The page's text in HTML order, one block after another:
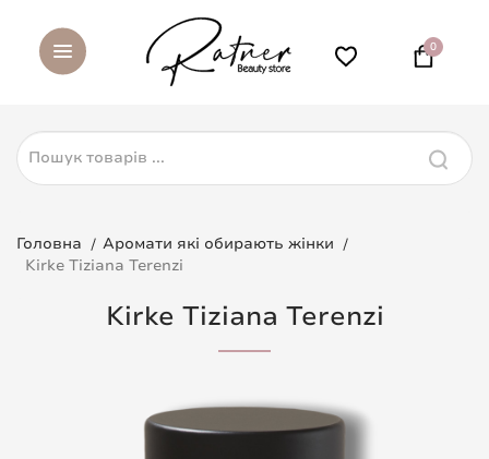
0
Головна
Аромати які обирають жінки
Kirke Tiziana Terenzi
Kirke Tiziana Terenzi